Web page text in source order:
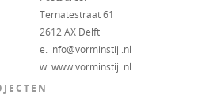
Ternatestraat 61
2612 AX Delft
e. info@vorminstijl.nl
w. www.vorminstijl.nl